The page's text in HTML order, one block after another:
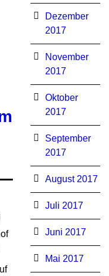
Dezember
2017
November
2017
Oktober
2017
September
2017
August 2017
Juli 2017
Juni 2017
Mai 2017